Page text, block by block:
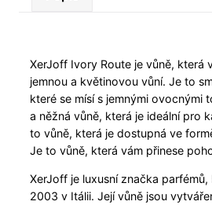
XerJoff Ivory Route je vůně, která
jemnou a květinovou vůní. Je to
které se mísí s jemnými ovocnými
a něžná vůně, která je ideální pro
to vůně, která je dostupná ve
Je to vůně, která vám přinese
XerJoff je luxusní značka
2003 v Itálii. Její vůně jsou